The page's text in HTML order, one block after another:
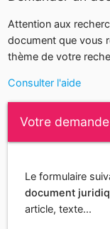
Attention aux
document que vous
thème de votre
Consulter l'aide
Votre demande
Le formulaire
document
article, texte...